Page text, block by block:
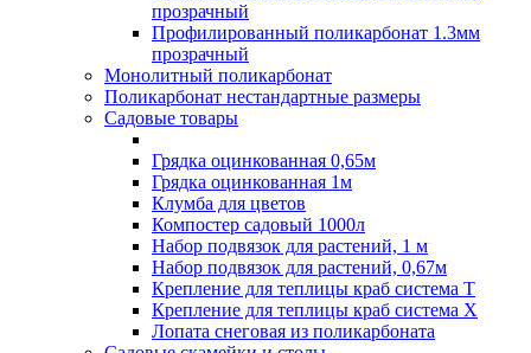
прозрачный
Профилированный поликарбонат 1.3мм
прозрачный
Монолитный поликарбонат
Поликарбонат нестандартные размеры
Садовые товары
Грядка оцинкованная 0,65м
Грядка оцинкованная 1м
Клумба для цветов
Компостер садовый 1000л
Набор подвязок для растений, 1 м
Набор подвязок для растений, 0,67м
Крепление для теплицы краб система Т
Крепление для теплицы краб система Х
Лопата снеговая из поликарбоната